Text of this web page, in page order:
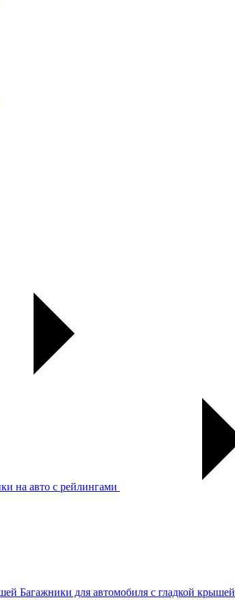
на авто с рейлингами
Багажники для автомобиля с гладкой крышей